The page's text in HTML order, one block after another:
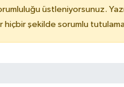
üstleniyorsunuz.
hiçbir şekilde sorumlu